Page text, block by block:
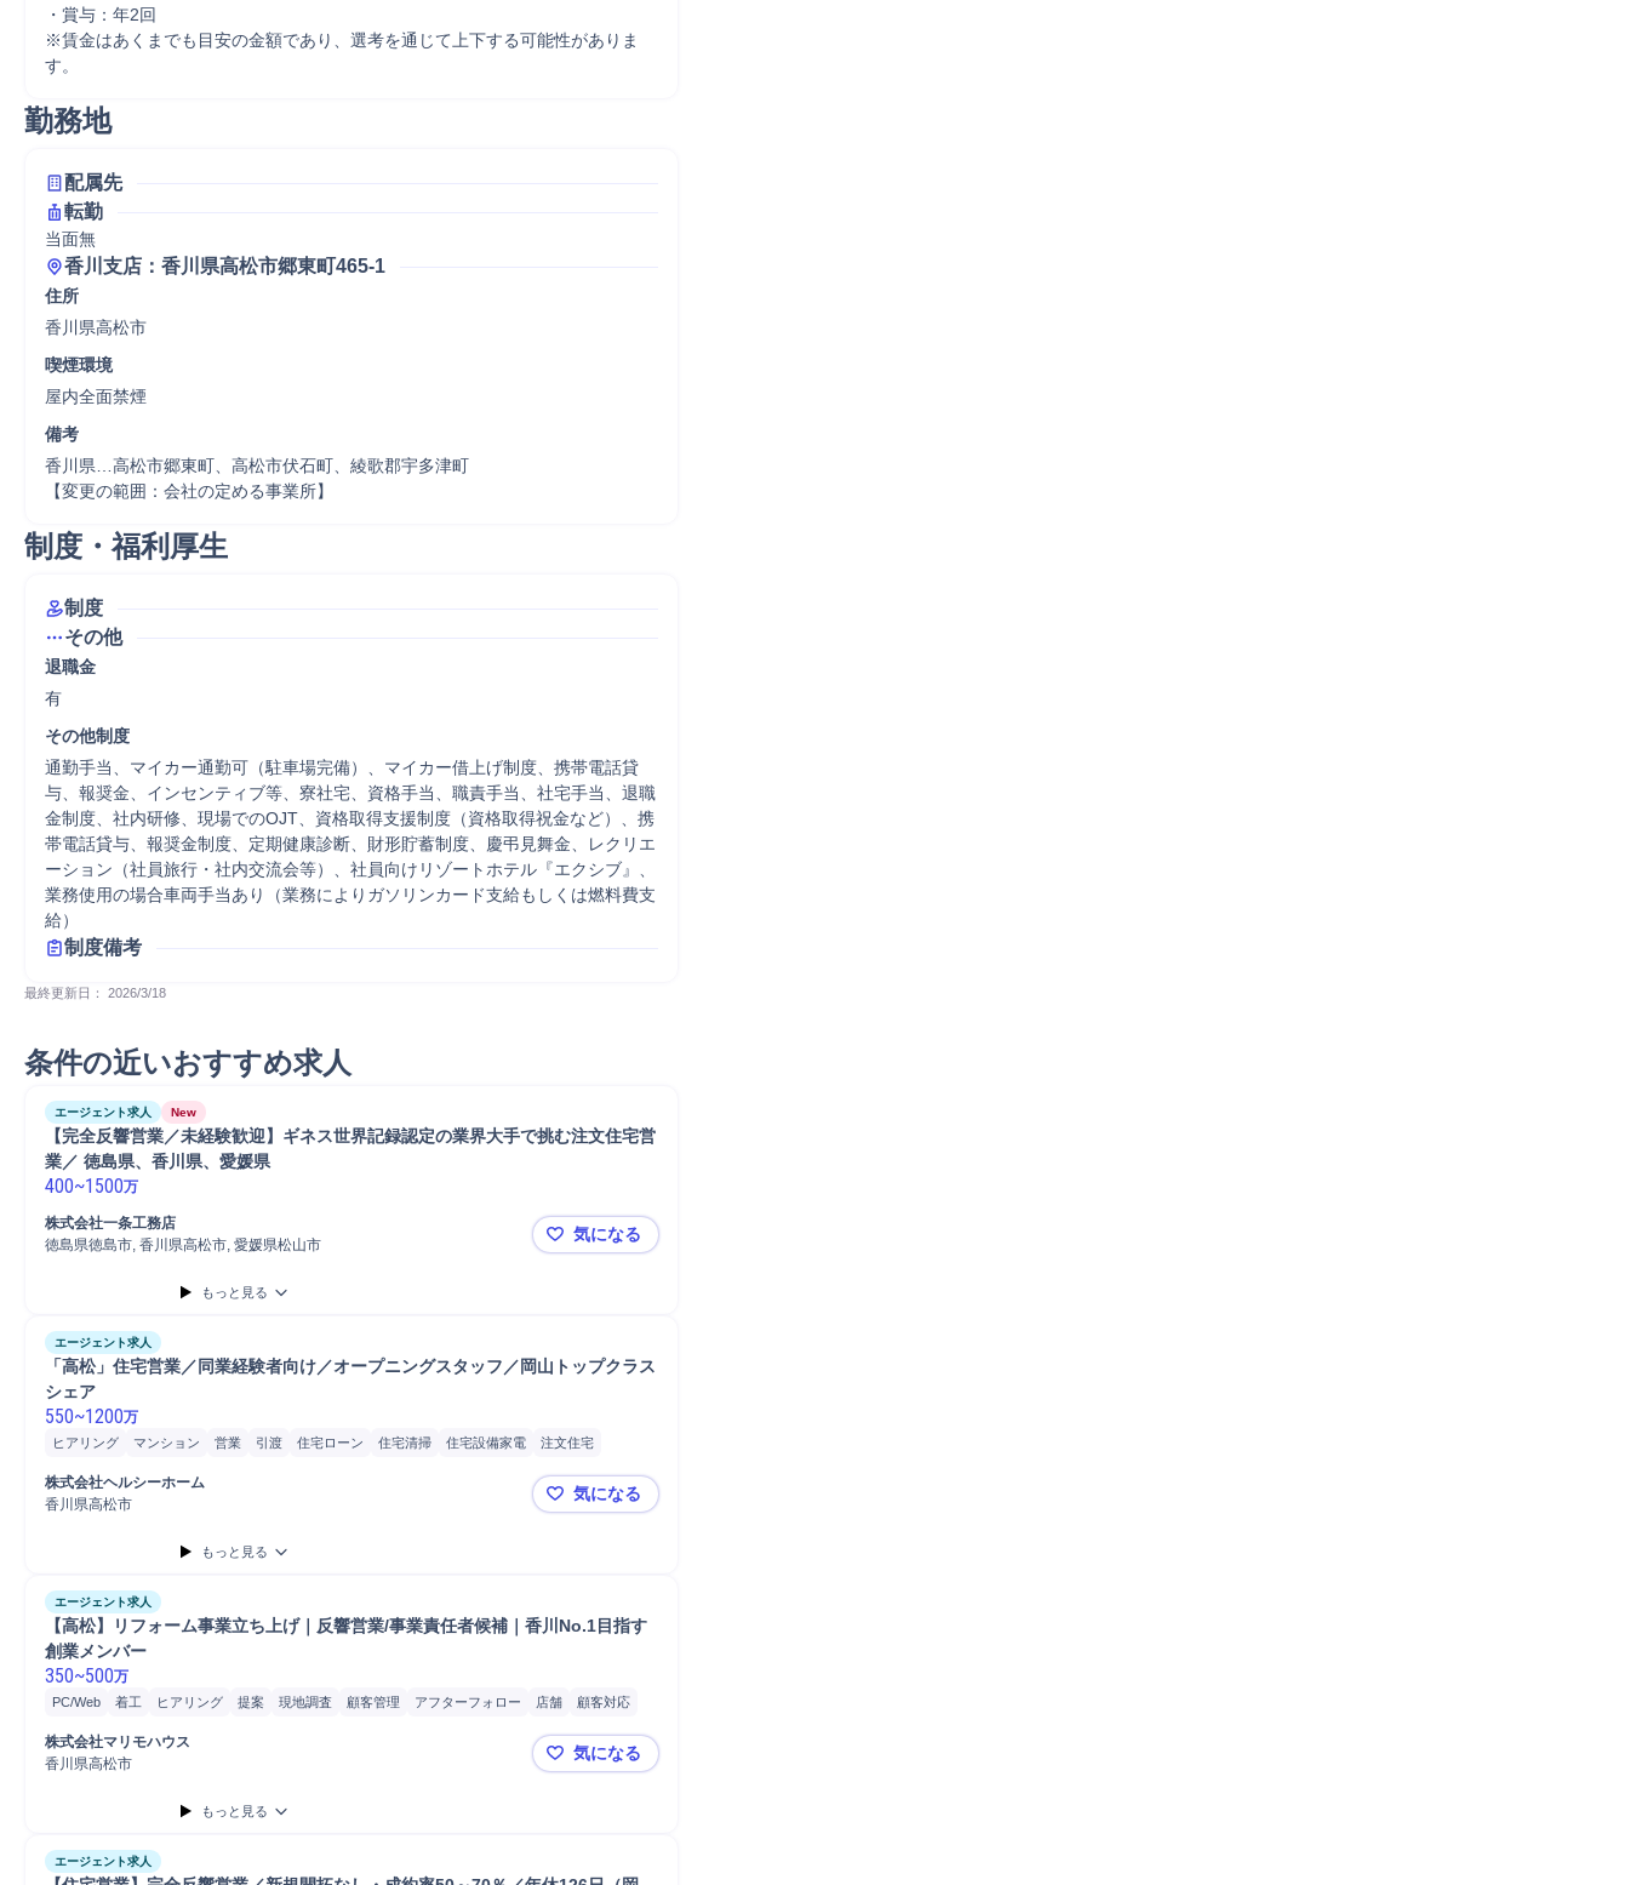
・賞与：年2回
※賃金はあくまでも目安の金額であり、選考を通じて上下する可能性がありま
す。
勤務地
配属先
転勤
当面無
香川支店：香川県高松市郷東町465-1
住所
香川県高松市
喫煙環境
屋内全面禁煙
備考
香川県…高松市郷東町、高松市伏石町、綾歌郡宇多津町
【変更の範囲：会社の定める事業所】
制度・福利厚生
制度
その他
退職金
有
その他制度
通勤手当、マイカー通勤可（駐車場完備）、マイカー借上げ制度、携帯電話貸
与、報奨金、インセンティブ等、寮社宅、資格手当、職責手当、社宅手当、退職
金制度、社内研修、現場でのOJT、資格取得支援制度（資格取得祝金など）、携
帯電話貸与、報奨金制度、定期健康診断、財形貯蓄制度、慶弔見舞金、レクリエ
ーション（社員旅行・社内交流会等）、社員向けリゾートホテル『エクシブ』、
業務使用の場合車両手当あり（業務によりガソリンカード支給もしくは燃料費支
給）
制度備考
最終更新日： 2026/3/18
条件の近いおすすめ求人
エージェント求人 New
【完全反響営業／未経験歓迎】ギネス世界記録認定の業界大手で挑む注文住宅営
業／ 徳島県、香川県、愛媛県
400~1500万
株式会社一条工務店
徳島県徳島市, 香川県高松市, 愛媛県松山市
【完全反響営業／未経験歓迎】ギネス世界記録認定の業界大手で挑む注文住宅営業／ 徳島県、香川県、愛媛県
気になる
もっと見る
エージェント求人
「高松」住宅営業／同業経験者向け／オープニングスタッフ／岡山トップクラス
シェア
550~1200万
ヒアリング マンション 営業 引渡 住宅ローン 住宅清掃 住宅設備家電
注文住宅
注文住宅個人向け営業
株式会社ヘルシーホーム
香川県高松市
「高松」住宅営業／同業経験者向け／オープニングスタッフ／岡山トップクラスシェア
気になる
もっと見る
エージェント求人
【高松】リフォーム事業立ち上げ｜反響営業/事業責任者候補｜香川No.1目指す
創業メンバー
350~500万
PC/Web 着工 ヒアリング 提案 現地調査 顧客管理 アフターフォロー 店舗
顧客対応
担当者
株式会社マリモハウス
香川県高松市
【高松】リフォーム事業立ち上げ｜反響営業/事業責任者候補｜香川No.1目指す創業メンバー
気になる
もっと見る
エージェント求人